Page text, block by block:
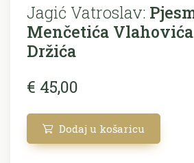
Jagić Vatroslav:
Menčetića
Držića
€ 45,00
Dodaj u košaricu